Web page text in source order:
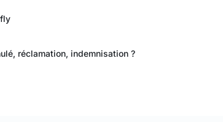
réclamation, indemnisation ?